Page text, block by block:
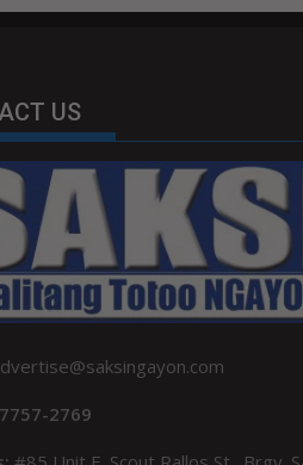
US
2769